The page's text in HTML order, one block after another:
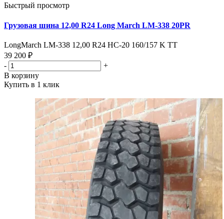
Быстрый просмотр
Грузовая шина 12,00 R24 Long March LM-338 20PR
LongMarch LM-338 12,00 R24 HC-20 160/157 K TT
39 200 ₽
-
+
В корзину
Купить в 1 клик